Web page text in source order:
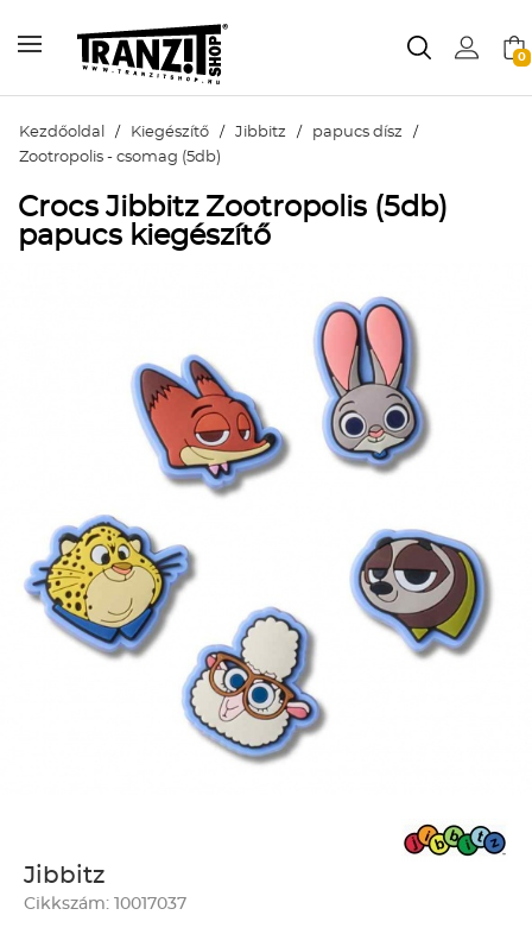
0
Kezdőoldal / Kiegészítő / Jibbitz / papucs dísz /
Zootropolis - csomag (5db)
Crocs Jibbitz Zootropolis (5db)
papucs kiegészítő
Jibbitz
Cikkszám: 10017037